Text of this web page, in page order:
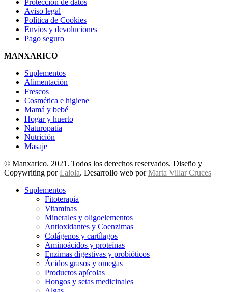
Protección de datos
Aviso legal
Política de Cookies
Envíos y devoluciones
Pago seguro
MANXARICO
Suplementos
Alimentación
Frescos
Cosmética e higiene
Mamá y bebé
Hogar y huerto
Naturopatía
Nutrición
Masaje
© Manxarico. 2021. Todos los derechos reservados. Diseño y
Copywriting porLalola. Desarrollo web porMarta Villar Cruces
Suplementos
Fitoterapia
Vitaminas
Minerales y oligoelementos
Antioxidantes y Coenzimas
Colágenos y cartílagos
Aminoácidos y proteínas
Enzimas digestivas y probióticos
Ácidos grasos y omegas
Productos apícolas
Hongos y setas medicinales